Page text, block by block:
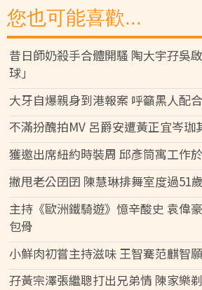
您也可能喜歡...
昔日師奶殺手合體開騷 陶大宇孖吳
球」
大牙自爆親身到港報案 呼籲黑人配
不滿扮醜拍MV 呂爵安遭黃正宜岑珈
獲邀出席紐約時裝周 邱彥筒寓工作
撇甩老公囝囝 陳慧琳排舞室度過51
主持《歐洲鐵騎遊》憶辛酸史 袁偉
包骨
小鮮肉初嘗主持滋味 王智騫范麒智
孖黃宗澤張繼聰打出兄弟情 陳家樂